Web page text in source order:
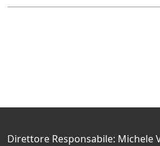
Direttore Responsabile: Michele